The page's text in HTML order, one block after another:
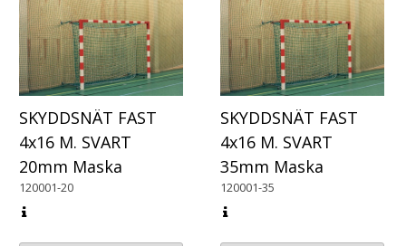
SKYDDSNÄT FAST
4x16 M. SVART
20mm Maska
120001-20
SKYDDSNÄT FAST
4x16 M. SVART
35mm Maska
120001-35